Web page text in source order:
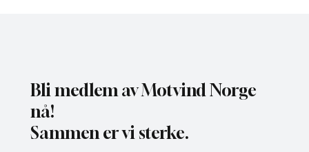
Bli medlem av Motvind Norge
nå!
Sammen er vi sterke.